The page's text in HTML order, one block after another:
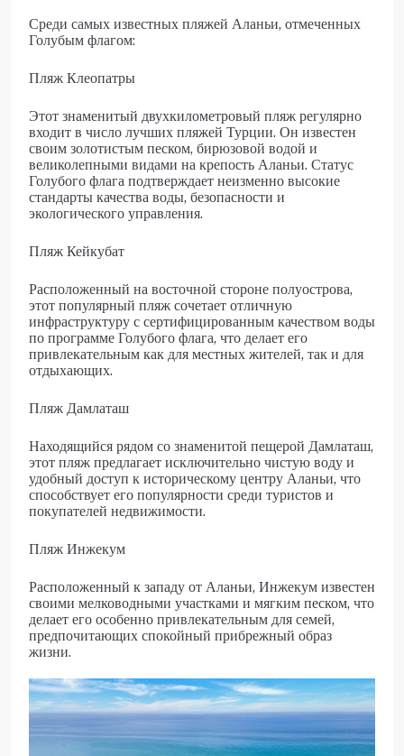
Среди самых известных пляжей Аланьи, отмеченных
Голубым флагом:
Пляж Клеопатры
Этот знаменитый двухкилометровый пляж регулярно
входит в число лучших пляжей Турции. Он известен
своим золотистым песком, бирюзовой водой и
великолепными видами на крепость Аланьи. Статус
Голубого флага подтверждает неизменно высокие
стандарты качества воды, безопасности и
экологического управления.
Пляж Кейкубат
Расположенный на восточной стороне полуострова,
этот популярный пляж сочетает отличную
инфраструктуру с сертифицированным качеством воды
по программе Голубого флага, что делает его
привлекательным как для местных жителей, так и для
отдыхающих.
Пляж Дамлаташ
Находящийся рядом со знаменитой пещерой Дамлаташ,
этот пляж предлагает исключительно чистую воду и
удобный доступ к историческому центру Аланьи, что
способствует его популярности среди туристов и
покупателей недвижимости.
Пляж Инжекум
Расположенный к западу от Аланьи, Инжекум известен
своими мелководными участками и мягким песком, что
делает его особенно привлекательным для семей,
предпочитающих спокойный прибрежный образ
жизни.